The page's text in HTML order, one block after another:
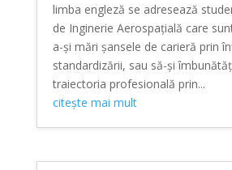
limba engleză se adresează
de Inginerie Aerospațială care
a-și mări șansele de carieră prin
standardizării, sau să-și
traiectoria profesională prin...
citește mai mult